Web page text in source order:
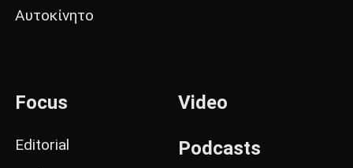
Αυτοκίνητο
Focus
Editorial
Video
Podcasts